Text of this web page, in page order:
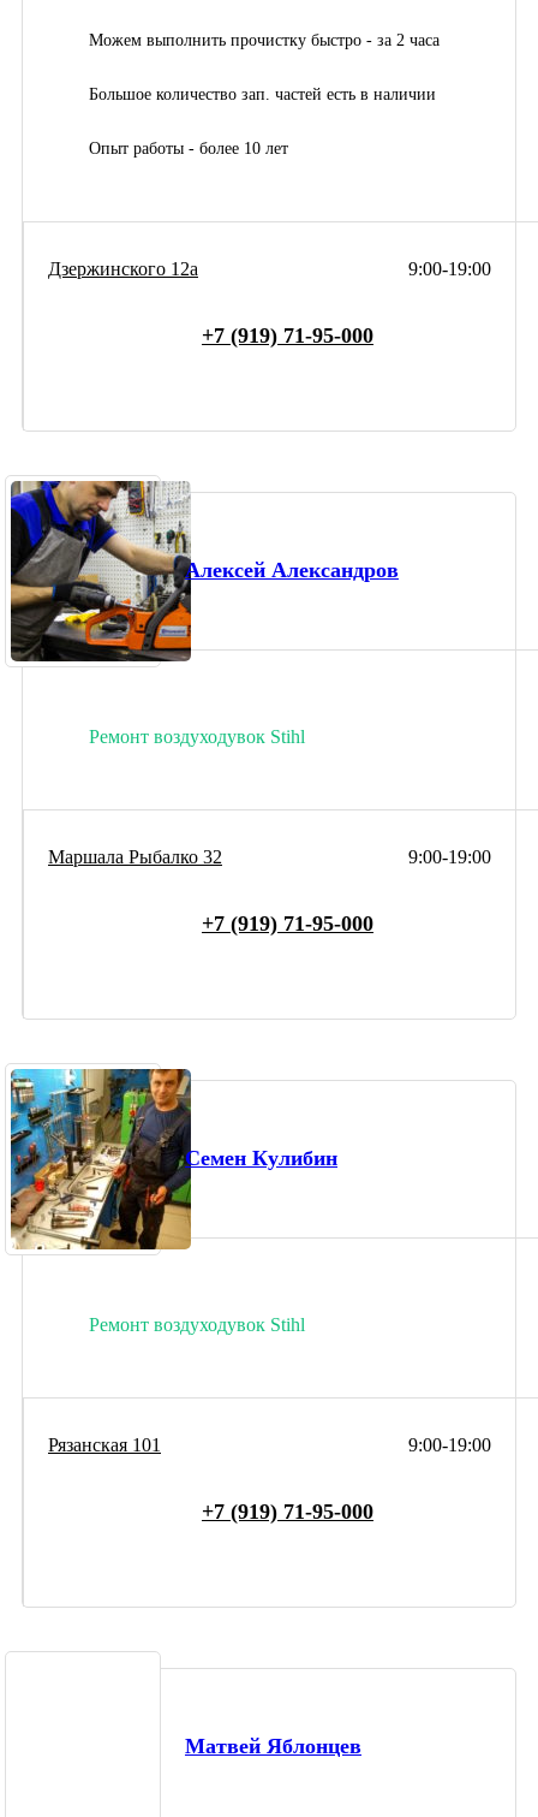
Можем выполнить прочистку быстро - за 2 часа
Большое количество зап. частей есть в наличии
Опыт работы - более 10 лет
9:00-19:00
Дзержинского 12а
+7 (919) 71-95-000
Алексей Александров
Ремонт воздуходувок Stihl
9:00-19:00
Маршала Рыбалко 32
+7 (919) 71-95-000
Семен Кулибин
Ремонт воздуходувок Stihl
9:00-19:00
Рязанская 101
+7 (919) 71-95-000
Матвей Яблонцев